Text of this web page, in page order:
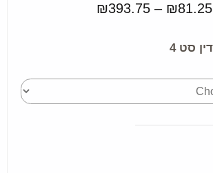
₪81.25
–
₪393.75
בחירת מידה סדין סט 4